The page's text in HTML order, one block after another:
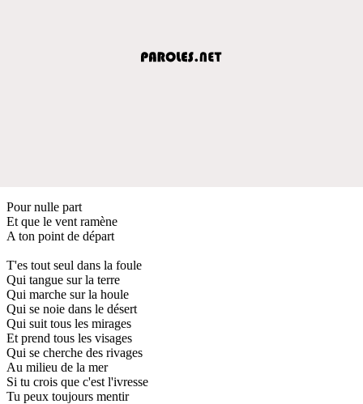
Pour nulle part
Et que le vent ramène
A ton point de départ
T'es tout seul dans la foule
Qui tangue sur la terre
Qui marche sur la houle
Qui se noie dans le désert
Qui suit tous les mirages
Et prend tous les visages
Qui se cherche des rivages
Au milieu de la mer
Si tu crois que c'est l'ivresse
Tu peux toujours mentir